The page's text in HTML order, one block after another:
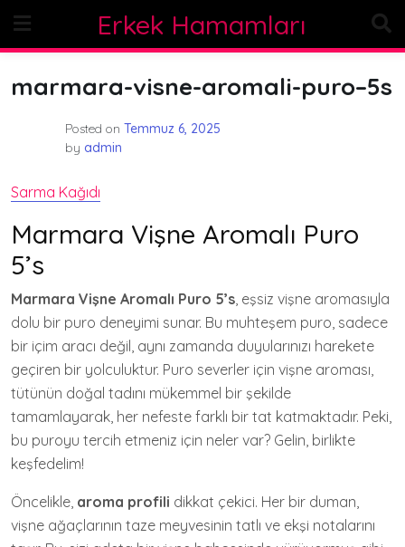
content
Erkek Hamamları
marmara-visne-aromali-puro–5s
Posted on Temmuz 6, 2025
by admin
Sarma Kağıdı
Marmara Vişne Aromalı Puro
5’s
Marmara Vişne Aromalı Puro 5’s, eşsiz vişne aromasıyla
dolu bir puro deneyimi sunar. Bu muhteşem puro, sadece
bir içim aracı değil, aynı zamanda duyularınızı harekete
geçiren bir yolculuktur. Puro severler için vişne aroması,
tütünün doğal tadını mükemmel bir şekilde
tamamlayarak, her nefeste farklı bir tat katmaktadır. Peki,
bu puroyu tercih etmeniz için neler var? Gelin, birlikte
keşfedelim!
Öncelikle, aroma profili dikkat çekici. Her bir duman,
vişne ağaçlarının taze meyvesinin tatlı ve ekşi notalarını